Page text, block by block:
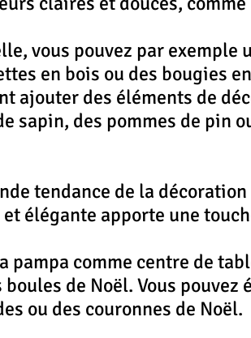
vous pouvez par exemple
en bois ou des bougies
ajouter des éléments de
sapin, des pommes de pin
tendance de la
élégante apporte une
comme centre de
de Noël. Vous pouvez
ou des couronnes de Noël.